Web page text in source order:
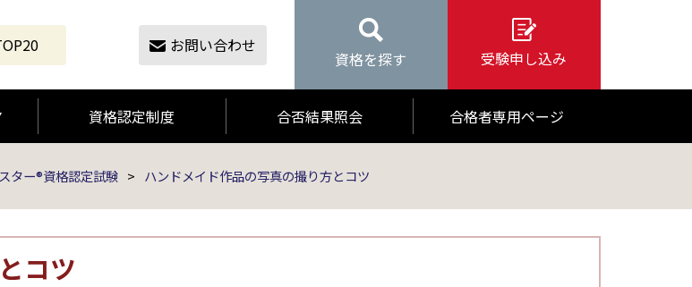
お問い合わせ
資格を探す 受験申し込み
資格認定制度 合否結果照会 合格者専用ページ
ター®資格認定試験 > ハンドメイド作品の写真の撮り方とコツ
コツ